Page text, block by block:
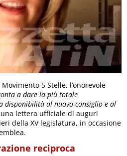
5 Stelle, l’onorevole
a dare la più totale
disponibilità al nuovo consiglio e al
lettera ufficiale di auguri
della XV legislatura, in occasione
reciproca